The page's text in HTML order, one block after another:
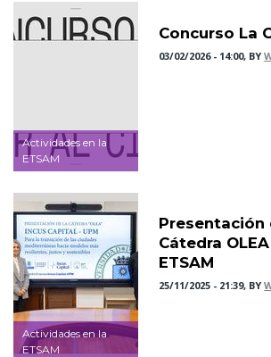
Actividades en la
ETSAM
Concurso La
03/02/2026 - 14:00, BY
Actividades en la
ETSAM
Presentación
Cátedra
ETSAM
25/11/2025 - 21:39, BY